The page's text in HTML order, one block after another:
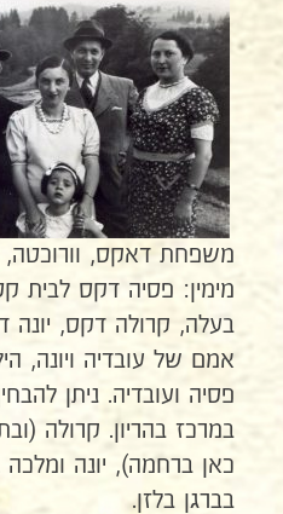
משפחת דאקס, וורוכטה, 1937
מימין: פסיה דקס לבית
בעלה, קרולה דקס,
אמם של עובדיה ויונה,
פסיה ועובדיה. ניתן
במרכז בהריון. קרולה
כאן ברחמה), יונה ומלכה
בברגן בלזן.